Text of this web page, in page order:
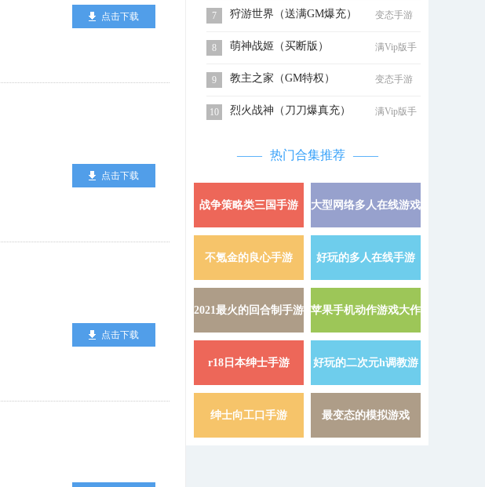
点击下载
点击下载
点击下载
7 狩游世界（送满GM爆充） 变态手游
8 萌神战姬（买断版）
满Vip版手
9
教主之家（GM特权） 变态手游
10 烈火战神（刀刀爆真充）
满Vip版手
热门合集推荐
战争策略类三国手游 详情 »
大型网络多人在线游戏
不氪金的良心手游 详情 »
好玩的多人在线手游
2021最火的回合制手游 详情 »
苹果手机动作游戏大作
r18日本绅士手游 详情 »
好玩的二次元h调教游
戏
绅士向工口手游 详情 »
最变态的模拟游戏